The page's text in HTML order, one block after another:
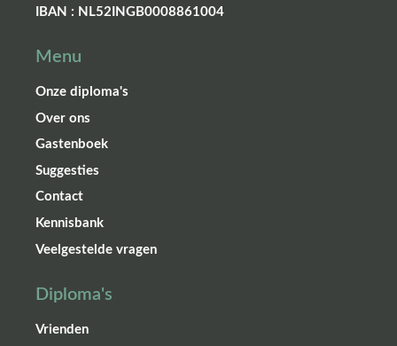
IBAN : NL52INGB0008861004
Menu
Onze diploma's
Over ons
Gastenboek
Suggesties
Contact
Kennisbank
Veelgestelde vragen
Diploma's
Vrienden